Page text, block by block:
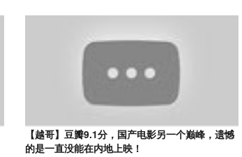
【越哥】豆瓣9.1分，国产电影另一个巅峰，遗憾
的是一直没能在内地上映！